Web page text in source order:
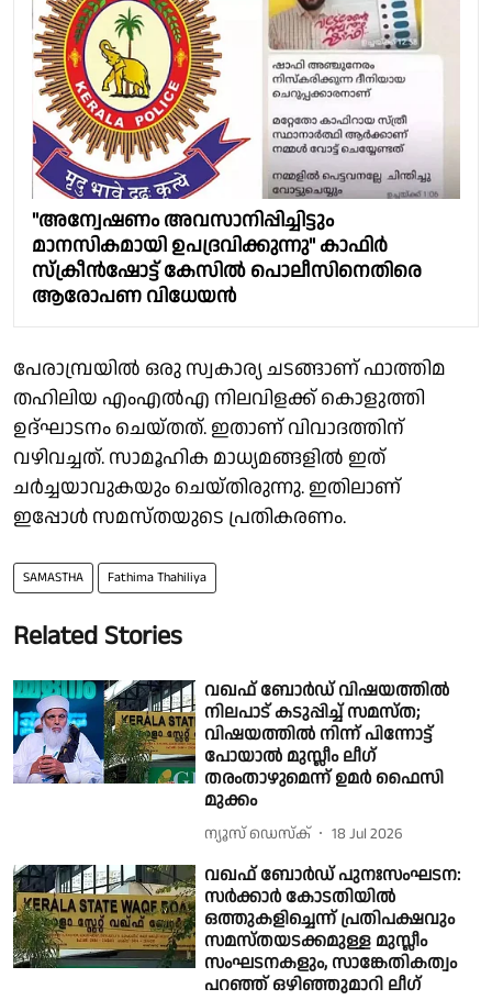
"അന്വേഷണം അവസാനിപ്പിച്ചിട്ടും
മാനസികമായി ഉപദ്രവിക്കുന്നു" കാഫിർ
സ്ക്രീൻഷോട്ട് കേസിൽ പൊലീസിനെതിരെ
ആരോപണ വിധേയന്‍
പേരാമ്പ്രയിൽ ഒരു സ്വകാര്യ ചടങ്ങാണ് ഫാത്തിമ
തഹിലിയ എംഎൽഎ നിലവിളക്ക് കൊളുത്തി
ഉദ്ഘാടനം ചെയ്തത്. ഇതാണ് വിവാദത്തിന്
വഴിവച്ചത്. സാമൂഹിക മാധ്യമങ്ങളിൽ ഇത്
ചർച്ചയാവുകയും ചെയ്തിരുന്നു. ഇതിലാണ്
ഇപ്പോൾ സമസ്തയുടെ പ്രതികരണം.
SAMASTHA Fathima Thahiliya
Related Stories
വഖഫ് ബോർഡ് വിഷയത്തിൽ
നിലപാട് കടുപ്പിച്ച് സമസ്ത;
വിഷയത്തിൽ നിന്ന് പിന്നോട്ട്
പോയാൽ മുസ്ലീം ലീഗ്
തരംതാഴുമെന്ന് ഉമര്‍ ഫൈസി
മുക്കം
ന്യൂസ് ഡെസ്ക് 18 Jul 2026
വഖഫ് ബോർഡ് പുനഃസംഘടന:
സർക്കാർ കോടതിയിൽ
ഒത്തുകളിച്ചെന്ന് പ്രതിപക്ഷവും
സമസ്തയടക്കമുള്ള മുസ്ലീം
സംഘടനകളും, സാങ്കേതികത്വം
പറഞ്ഞ് ഒഴിഞ്ഞുമാറി ലീഗ്